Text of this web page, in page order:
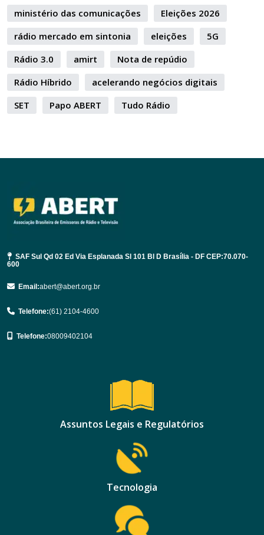
ministério das comunicações
Eleições 2026
rádio mercado em sintonia
eleições
5G
Rádio 3.0
amirt
Nota de repúdio
Rádio Híbrido
acelerando negócios digitais
SET
Papo ABERT Tudo Rádio
SAF Sul Qd 02 Ed Via Esplanada Sl 101 Bl D Brasília - DF CEP:70.070-
600
Email:abert@abert.org.br
Telefone:(61) 2104-4600
Telefone:08009402104
Assuntos Legais e Regulatórios
Tecnologia